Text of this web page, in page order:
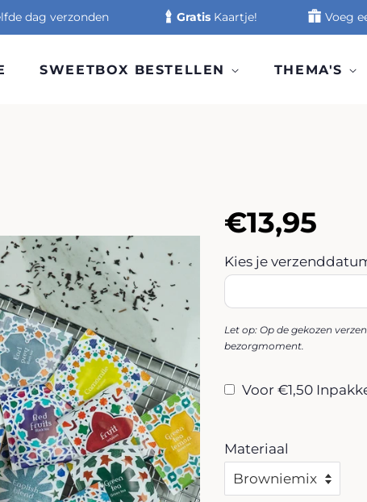
dag verzonden GratisKaartje! Voeg
SWEETBOX BESTELLEN THEMA'S
Normale
prijs
€13,95
Kies je
Let op: Op de gekozen
bezorgmoment.
Voor €1,50
Materiaal